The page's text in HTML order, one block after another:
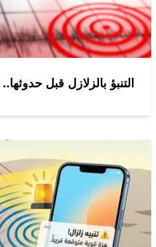
التنبؤ بالزلازل قبل